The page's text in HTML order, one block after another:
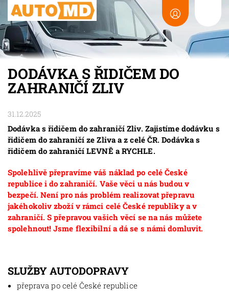
DODÁVKA S ŘIDIČEM DO
ZAHRANIČÍ ZLIV
31.12.2025
Dodávka s řidičem do zahraničí Zliv. Zajistíme dodávku s
řidičem do zahraničí ze Zliva a z celé ČR. Dodávka s
řidičem do zahraničí LEVNĚ a RYCHLE.
Spolehlivě přepravíme váš náklad po celé České
republice i do zahraničí. Vaše věci u nás budou v
bezpečí. Není pro nás problém realizovat přepravu
jakéhokoliv zboží v rámci celé České republiky a v
zahraničí. S přepravou vašich věcí se na nás můžete
spolehnout! Jsme flexibilní a dá se s námi domluvit.
SLUŽBY AUTODOPRAVY
přeprava po celé České republice